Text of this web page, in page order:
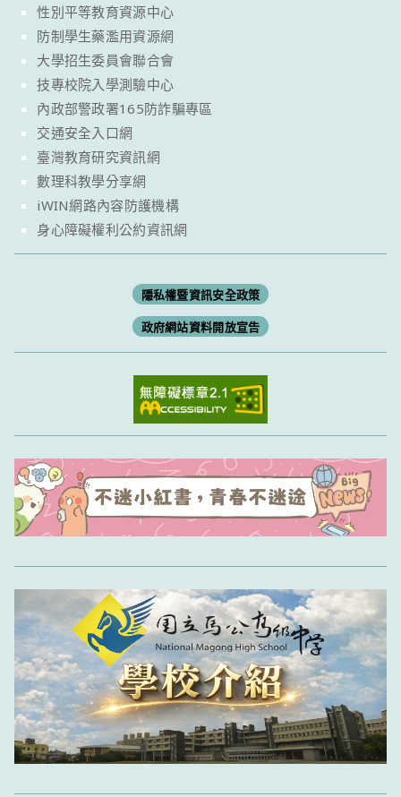
性別平等教育資源中心
防制學生藥濫用資源網
大學招生委員會聯合會
技專校院入學測驗中心
內政部警政署165防詐騙專區
交通安全入口網
臺灣教育研究資訊網
數理科教學分享網
iWIN網路內容防護機構
身心障礙權利公約資訊網
隱私權暨資訊安全政策
政府網站資料開放宣告